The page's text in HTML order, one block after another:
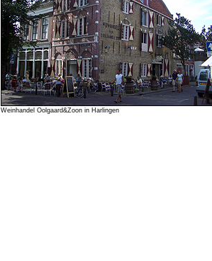
Weinhandel Oolgaard&Zoon in Harlingen